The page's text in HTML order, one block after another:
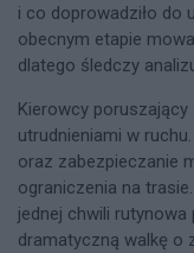
i co doprowadziło do
obecnym etapie
dlatego śledczy
Kierowcy
utrudnieniami w
oraz zabezpieczanie
ograniczenia na
jednej chwili
dramatyczną walkę o